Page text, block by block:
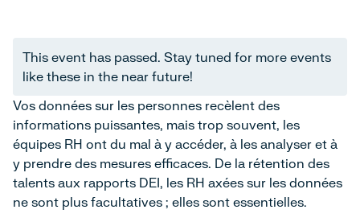
This event has passed. Stay tuned for more events
like these in the near future!
Vos données sur les personnes recèlent des
informations puissantes, mais trop souvent, les
équipes RH ont du mal à y accéder, à les analyser et à
y prendre des mesures efficaces. De la rétention des
talents aux rapports DEI, les RH axées sur les données
ne sont plus facultatives ; elles sont essentielles.